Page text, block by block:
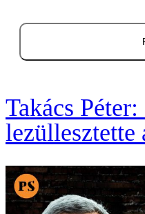
Takács
lezüllesztette